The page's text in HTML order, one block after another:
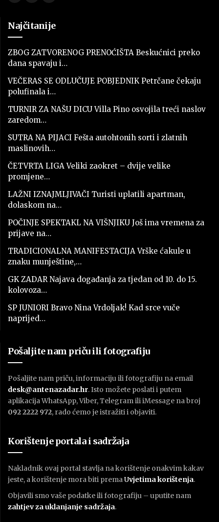
Najčitanije
ZBOG ZATVORENOG PRENOĆIŠTA Beskućnici preko
dana spavaju i…
VEČERAS SE ODLUČUJE POBJEDNIK Petrčane čekaju
polufinala i…
TURNIR ZA NAŠU DICU Villa Pino osvojila treći naslov
zaredom…
SUTRA NA PIJACI Fešta autohtonih sorti i zlatnih
maslinovih…
ČETVRTA LIGA Veliki zaokret – dvije velike
promjene…
LAŽNI IZNAJMLJIVAČI Turisti uplatili apartman,
dolaskom na…
POČINJE SPEKTAKL NA VIŠNJIKU Još ima vremena za
prijave na…
TRADICIONALNA MANIFESTACIJA Vrške ćakule u
znaku munještine,…
GK ZADAR Najava događanja za tjedan od 10. do 15.
kolovoza…
SP JUNIORI Bravo Nina Vrdoljak! Kad srce vuče
naprijed…
Pošaljite nam priču ili fotografiju
Pošaljite nam priču, informaciju ili fotografiju na email
desk@antenazadar.hr. Isto možete poslati i putem
aplikacija WhatsApp, Viber, Telegram ili iMessage na broj
092 2222 972, rado ćemo je istražiti i objaviti.
Korištenje portala i sadržaja
Nakladnik ovaj portal stavlja na korištenje onakvim kakav
jeste, a korištenje mora biti premaUvjetima korištenja.
Objavili smo vaše podatke ili fotografiju – uputite nam
zahtjev za uklanjanje sadržaja.